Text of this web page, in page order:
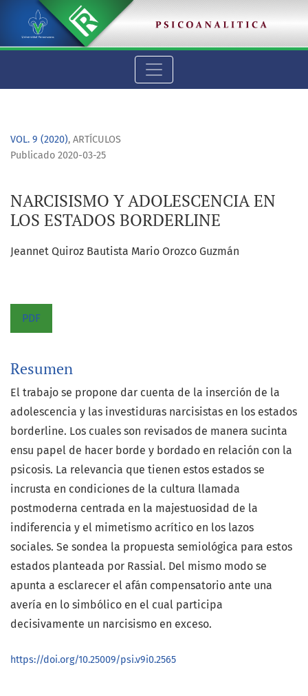
NARCISISMO Y ADOLESCENCIA EN LOS ESTADOS BORDERLINE
VOL. 9 (2020), ARTÍCULOS
NARCISISMO Y ADOLESCENCIA EN
LOS ESTADOS BORDERLINE
Publicado 2020-03-25
Jeannet Quiroz Bautista Mario Orozco Guzmán
PDF
Resumen
El trabajo se propone dar cuenta de la inserción de la
adolescencia y las investiduras narcisistas en los estados
borderline. Los cuales son revisados de manera sucinta
ensu papel de hacer borde y bordado en relación con la
psicosis. La relevancia que tienen estos estados se
incrusta en condiciones de la cultura llamada
postmoderna centrada en la majestuosidad de la
indiferencia y el mimetismo acrítico en los lazos
sociales. Se sondea la propuesta semiológica para estos
estados planteada por Rassial. Del mismo modo se
apunta a esclarecer el afán compensatorio ante una
avería en lo simbólico en el cual participa
decisivamente un narcisismo en exceso.
https://doi.org/10.25009/psi.v9i0.2565